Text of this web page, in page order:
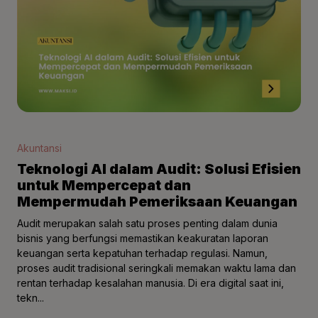
Akuntansi
Teknologi AI dalam Audit: Solusi Efisien
untuk Mempercepat dan
Mempermudah Pemeriksaan Keuangan
Audit merupakan salah satu proses penting dalam dunia
bisnis yang berfungsi memastikan keakuratan laporan
keuangan serta kepatuhan terhadap regulasi. Namun,
proses audit tradisional seringkali memakan waktu lama dan
rentan terhadap kesalahan manusia. Di era digital saat ini,
tekn...